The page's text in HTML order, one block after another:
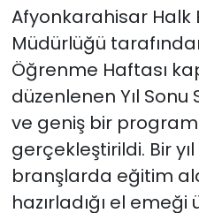
Afyonkarahisar Halk
Müdürlüğü
Öğrenme Haftası
düzenlenen Yıl Sonu
ve geniş bir
gerçekleştirildi. Bir
branşlarda eğitim
hazırladığı el